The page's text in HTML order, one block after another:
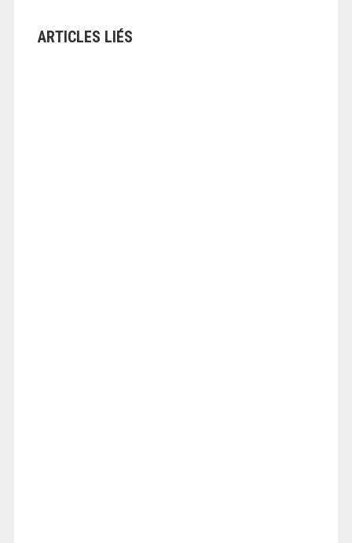
ARTICLES LIÉS